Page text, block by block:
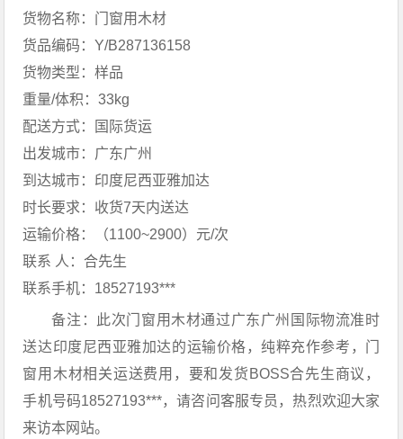
货物名称：门窗用木材
货品编码：Y/B287136158
货物类型：样品
重量/体积：33kg
配送方式：国际货运
出发城市：广东广州
到达城市：印度尼西亚雅加达
时长要求：收货7天内送达
运输价格：（1100~2900）元/次
联系 人：合先生
联系手机：18527193***
备注：此次门窗用木材通过广东广州国际物流准时
送达印度尼西亚雅加达的运输价格，纯粹充作参考，门
窗用木材相关运送费用，要和发货BOSS合先生商议，
手机号码18527193***，请咨问客服专员，热烈欢迎大家
来访本网站。